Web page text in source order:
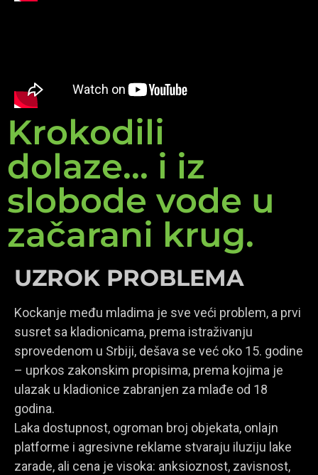
Krokodili
dolaze... i iz
slobode vode u
začarani krug.
UZROK PROBLEMA
Kockanje među mladima je sve veći problem, a prvi
susret sa kladionicama, prema istraživanju
sprovedenom u Srbiji, dešava se već oko 15. godine
– uprkos zakonskim propisima, prema kojima je
ulazak u kladionice zabranjen za mlađe od 18
godina.
Laka dostupnost, ogroman broj objekata, onlajn
platforme i agresivne reklame stvaraju iluziju lake
zarade, ali cena je visoka: anksioznost, zavisnost,